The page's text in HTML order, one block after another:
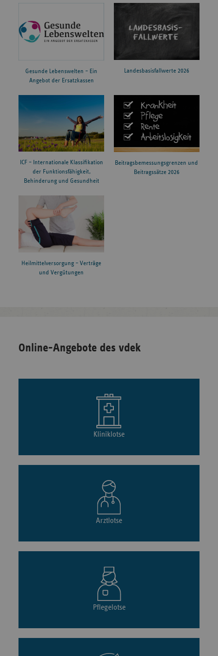
Gesunde Lebenswelten – Ein
Angebot der Ersatzkassen
Landesbasisfallwerte 2026
ICF – Internationale Klassifikation
der Funktionsfähigkeit,
Behinderung und Gesundheit
Beitragsbemessungsgrenzen und
Beitragssätze 2026
Heilmittelversorgung – Verträge
und Vergütungen
Online-Angebote des vdek
Kliniklotse
Arztlotse
Pflegelotse